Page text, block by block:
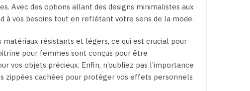
Avec des options allant des designs minimalistes aux
à vos besoins tout en reflétant votre sens de la mode.
matériaux résistants et légers, ce qui est crucial pour
pour femmes sont conçus pour être
objets précieux. Enfin, n’oubliez pas l’importance
zippées cachées pour protéger vos effets personnels